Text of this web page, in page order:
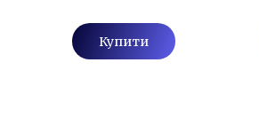
Купити